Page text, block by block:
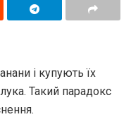
і купують їх
Такий парадокс